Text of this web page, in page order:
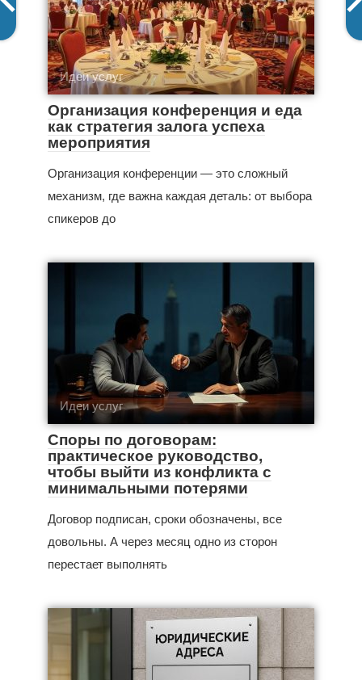
Идеи услуг
Организация конференция и еда
как стратегия залога успеха
мероприятия
Организация конференции — это сложный
механизм, где важна каждая деталь: от выбора
спикеров до
Идеи услуг
Споры по договорам:
практическое руководство,
чтобы выйти из конфликта с
минимальными потерями
Договор подписан, сроки обозначены, все
довольны. А через месяц одно из сторон
перестает выполнять